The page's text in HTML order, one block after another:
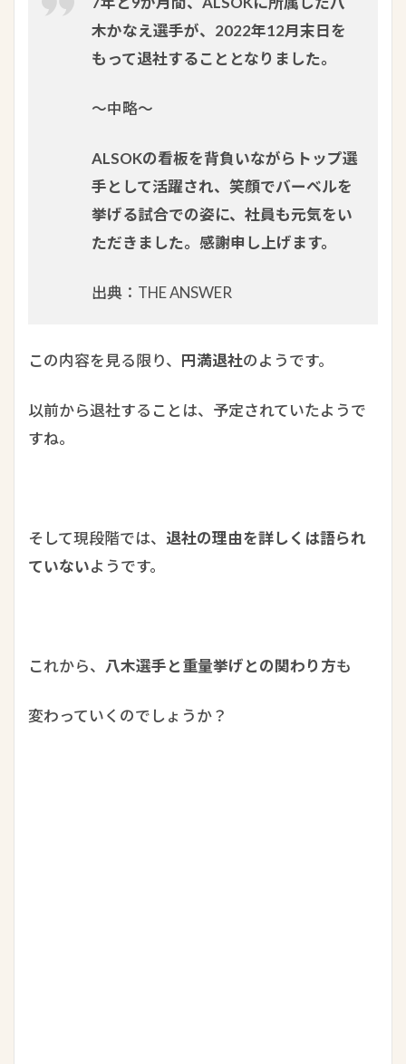
木かなえ選手が、2022年12月末日を
もって退社することとなりました。
～中略～
ALSOKの看板を背負いながらトップ選
手として活躍され、笑顔でバーベルを
挙げる試合での姿に、社員も元気をい
ただきました。感謝申し上げます。
出典：THE ANSWER
この内容を見る限り、 円満退社のようです。
以前から退社することは、予定されていたようで
すね。
そして現段階では、 退社の理由を詳しくは語られ
ていないようです。
これから、 八木選手と重量挙げとの関わり方も
変わっていくのでしょうか？